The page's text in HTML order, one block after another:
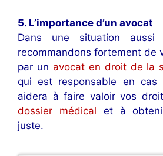
5. L’importance d’un avocat
Dans une situation aussi
recommandons fortement de
par un avocat en droit de la
qui est responsable en cas
aidera à faire valoir vos
dossier médical et à
juste.